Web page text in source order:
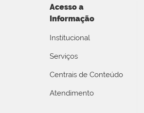
Acesso a
Informação
Institucional
Serviços
Centrais de Conteúdo
Atendimento